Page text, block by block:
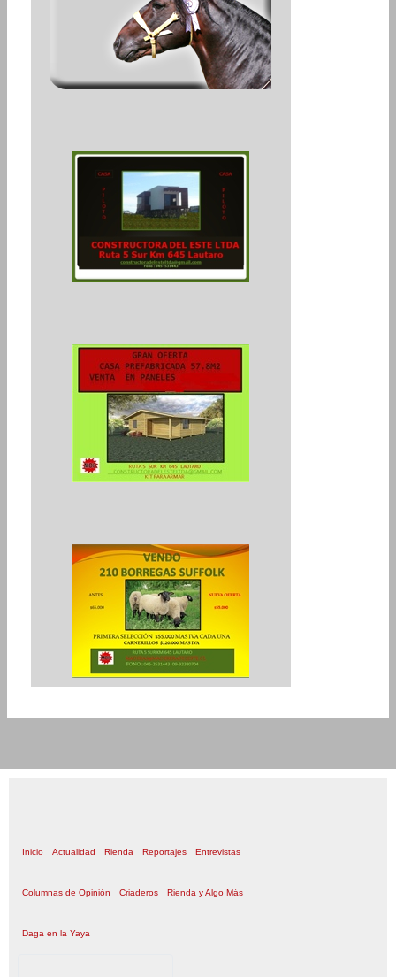
Inicio Actualidad Rienda Reportajes Entrevistas
Columnas de Opinión Criaderos Rienda y Algo Más
Daga en la Yaya